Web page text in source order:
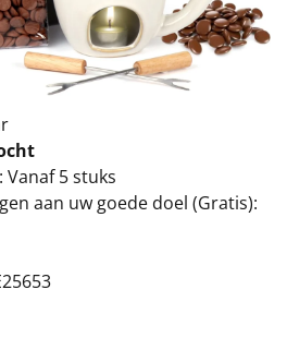
5 stuks
aan uw goede doel (Gratis):